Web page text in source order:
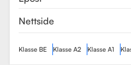
Nettside
Klasse BE Klasse A2 Klasse A1